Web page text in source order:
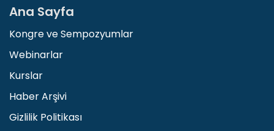
Ana Sayfa
Kongre ve Sempozyumlar
Webinarlar
Kurslar
Haber Arşivi
Gizlilik Politikası